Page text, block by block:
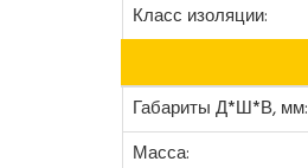
Класс изоляции:
Габариты Д*Ш*В, мм:
Масса: